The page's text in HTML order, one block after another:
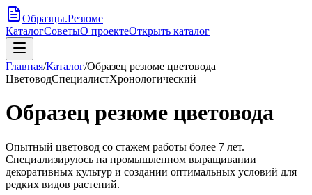
Образцы.Резюме
КаталогСоветыО проектеОткрыть каталог
Главная/Каталог/Образец резюме цветовода
ЦветоводСпециалистХронологический
Образец резюме цветовода
Опытный цветовод со стажем работы более 7 лет.
Специализируюсь на промышленном выращивании
декоративных культур и создании оптимальных условий для
редких видов растений.